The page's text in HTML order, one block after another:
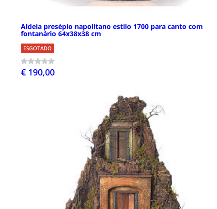
Aldeia presépio napolitano estilo 1700 para canto com
fontanário 64x38x38 cm
ESGOTADO
€ 190,00